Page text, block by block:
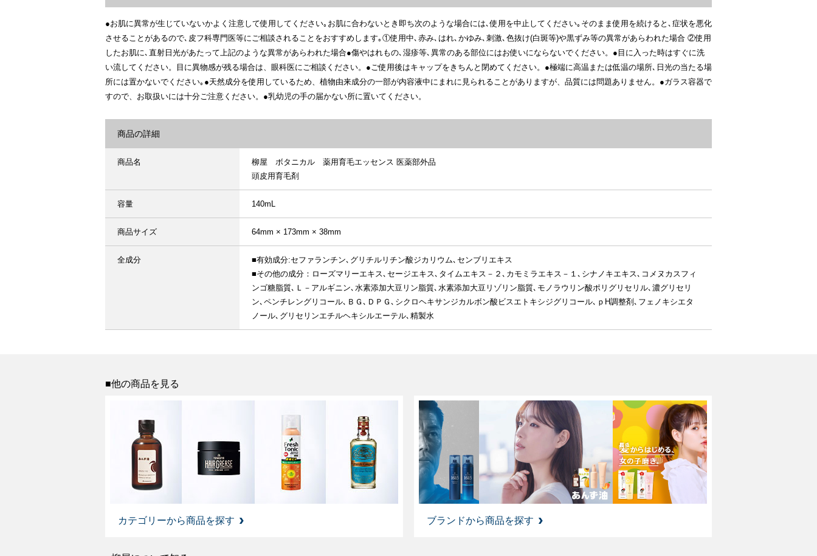
●お肌に異常が生じていないかよく注意して使用してください｡お肌に合わないとき即ち次のような場合には､使用を中止してください｡そのまま使用を続けると､症状を悪化
させることがあるので､皮フ科専門医等にご相談されることをおすすめします｡①使用中､赤み､はれ､かゆみ､刺激､色抜け(白斑等)や黒ずみ等の異常があらわれた場合 ②使用
したお肌に､直射日光があたって上記のような異常があらわれた場合●傷やはれもの､湿疹等､異常のある部位にはお使いにならないでください。●目に入った時はすぐに洗
い流してください。目に異物感が残る場合は、眼科医にご相談ください。●ご使用後はキャップをきちんと閉めてください。●極端に高温または低温の場所､日光の当たる場
所には置かないでください｡●天然成分を使用しているため、植物由来成分の一部が内容液中にまれに見られることがありますが、品質には問題ありません。●ガラス容器で
すので、お取扱いには十分ご注意ください。●乳幼児の手の届かない所に置いてください。
商品の詳細
商品名 柳屋 ボタニカル 薬用育毛エッセンス 医薬部外品
頭皮用育毛剤
容量 140mL
商品サイズ 64mm × 173mm × 38mm
全成分
■有効成分:セファランチン､グリチルリチン酸ジカリウム､センブリエキス
■その他の成分：ローズマリーエキス､セージエキス､タイムエキス－２､カモミラエキス－１､シナノキエキス､コメヌカスフィ
ンゴ糖脂質､Ｌ－アルギニン､水素添加大豆リン脂質､水素添加大豆リゾリン脂質､モノラウリン酸ポリグリセリル､濃グリセリ
ン､ペンチレングリコール､ＢＧ､ＤＰＧ､シクロヘキサンジカルボン酸ビスエトキシジグリコール､ｐH調整剤､フェノキシエタ
ノール､グリセリンエチルヘキシルエーテル､精製水
■他の商品を見る
カテゴリーから商品を探す ブランドから商品を探す